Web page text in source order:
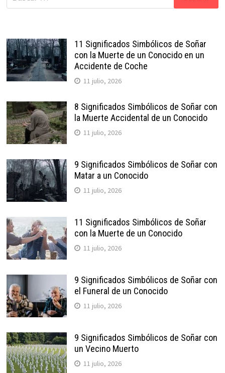
11 Significados Simbólicos de Soñar
con la Muerte de un Conocido en un
Accidente de Coche
11 julio, 2026
8 Significados Simbólicos de Soñar con
la Muerte Accidental de un Conocido
11 julio, 2026
9 Significados Simbólicos de Soñar con
Matar a un Conocido
11 julio, 2026
11 Significados Simbólicos de Soñar
con la Muerte de un Conocido
11 julio, 2026
9 Significados Simbólicos de Soñar con
el Funeral de un Conocido
11 julio, 2026
9 Significados Simbólicos de Soñar con
un Vecino Muerto
11 julio, 2026